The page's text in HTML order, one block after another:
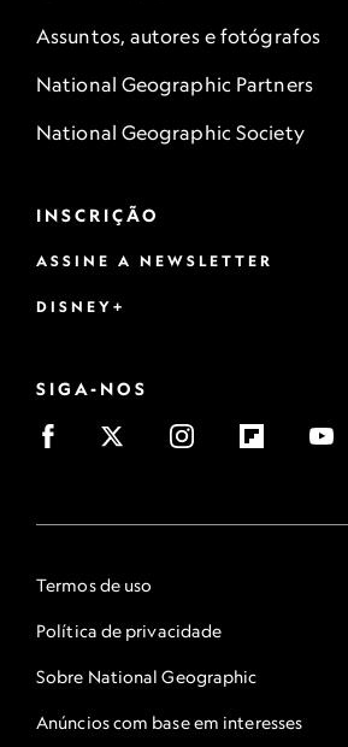
Assuntos, autores e fotógrafos
National Geographic Partners
National Geographic Society
INSCRIÇÃO
ASSINE A NEWSLETTER
DISNEY+
SIGA-NOS
Termos de uso
Política de privacidade
Sobre National Geographic
Anúncios com base em interesses